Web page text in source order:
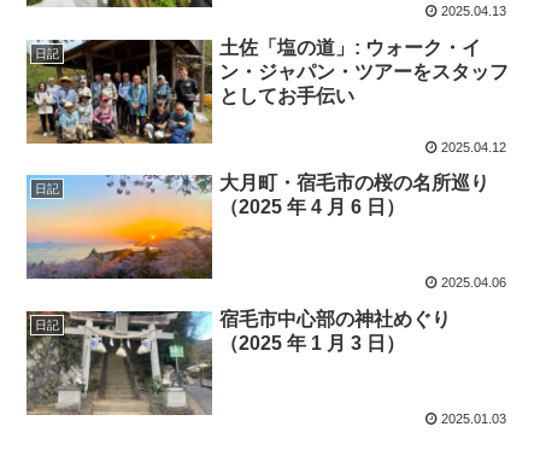
2025.04.13
日記
土佐「塩の道」: ウォーク・イ
ン・ジャパン・ツアーをスタッフ
としてお手伝い
2025.04.12
日記
大月町・宿毛市の桜の名所巡り
（2025 年 4 月 6 日）
2025.04.06
日記
宿毛市中心部の神社めぐり
（2025 年 1 月 3 日）
2025.01.03